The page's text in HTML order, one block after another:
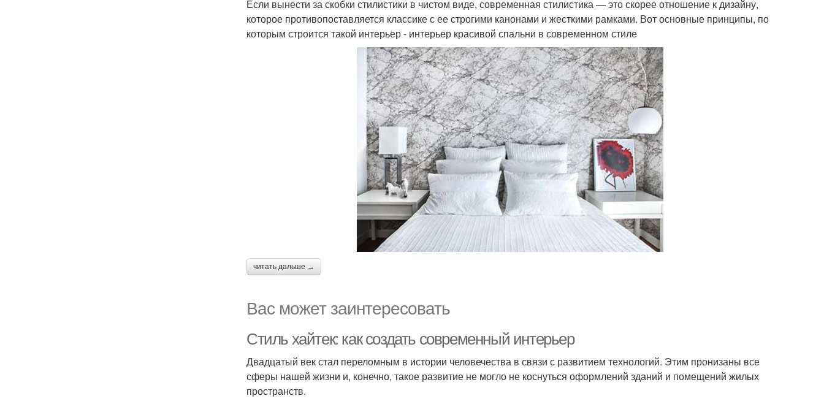
Если вынести за скобки стилистики в чистом виде, современная стилистика — это скорее отношение к дизайну,
которое противопоставляется классике с ее строгими канонами и жесткими рамками. Вот основные принципы, по
которым строится такой интерьер - интерьер красивой спальни в современном стиле
читать дальше →
Вас может заинтересовать
Стиль хайтек: как создать современный интерьер
Двадцатый век стал переломным в истории человечества в связи с развитием технологий. Этим пронизаны все
сферы нашей жизни и, конечно, такое развитие не могло не коснуться оформлений зданий и помещений жилых
пространств.